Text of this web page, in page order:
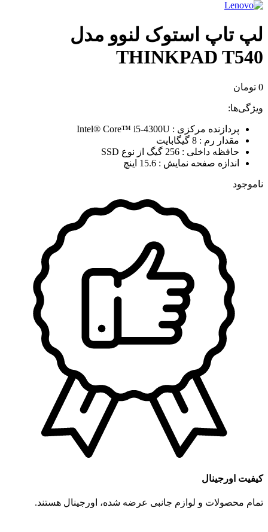
لپ تاپ استوک لنوو مدل
THINKPAD T540
0 تومان
ویژگی‌ها:
پردازنده مرکزی : Intel® Core™ i5-4300U
مقدار رم : 8 گیگابایت
حافظه داخلی : 256 گیگ از نوع SSD
اندازه صفحه نمایش : 15.6 اینچ
ناموجود
کیفیت اورجینال
تمام محصولات و لوازم جانبی عرضه شده، اورجینال هستند.